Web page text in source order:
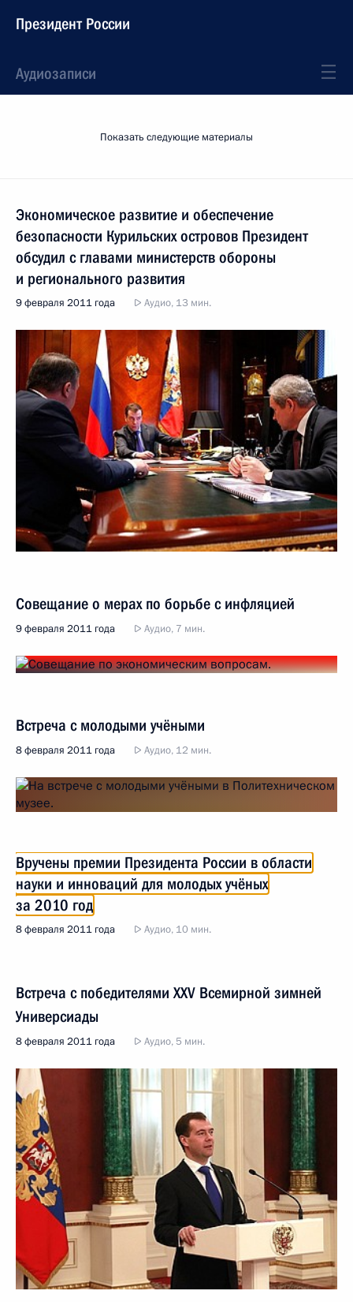
Президент России
Аудиозаписи
Показать следующие материалы
Экономическое развитие и обеспечение
безопасности Курильских островов Президент
обсудил с главами министерств обороны
и регионального развития
9 февраля 2011 года Аудио, 13 мин.
Совещание о мерах по борьбе с инфляцией
9 февраля 2011 года Аудио, 7 мин.
Встреча с молодыми учёными
8 февраля 2011 года Аудио, 12 мин.
Вручены премии Президента России в области
науки и инноваций для молодых учёных
за 2010 год
8 февраля 2011 года Аудио, 10 мин.
Встреча с победителями XXV Всемирной зимней
Универсиады
8 февраля 2011 года Аудио, 5 мин.